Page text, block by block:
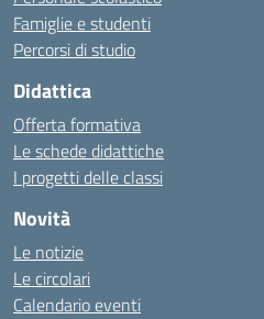
Famiglie e studenti
Percorsi di studio
Didattica
Offerta formativa
Le schede didattiche
I progetti delle classi
Novità
Le notizie
Le circolari
Calendario eventi